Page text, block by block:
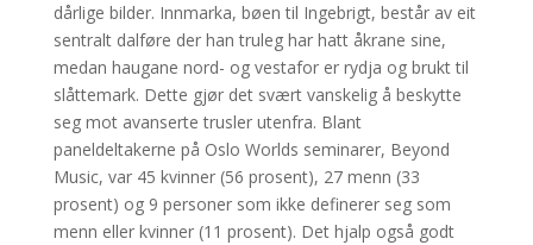
dårlige bilder. Innmarka, bøen til Ingebrigt, består av eit
sentralt dalføre der han truleg har hatt åkrane sine,
medan haugane nord- og vestafor er rydja og brukt til
slåttemark. Dette gjør det svært vanskelig å beskytte
seg mot avanserte trusler utenfra. Blant
paneldeltakerne på Oslo Worlds seminarer, Beyond
Music, var 45 kvinner (56 prosent), 27 menn (33
prosent) og 9 personer som ikke definerer seg som
menn eller kvinner (11 prosent). Det hjalp også godt